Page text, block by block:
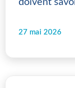
doivent
27 mai 2026